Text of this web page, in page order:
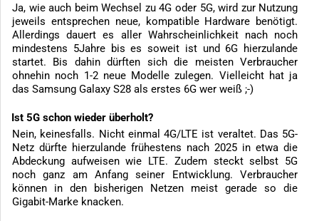
Ja, wie auch beim Wechsel zu 4G oder 5G, wird zur Nutzung
jeweils entsprechen neue, kompatible Hardware benötigt.
Allerdings dauert es aller Wahrscheinlichkeit nach noch
mindestens 5Jahre bis es soweit ist und 6G hierzulande
startet. Bis dahin dürften sich die meisten Verbraucher
ohnehin noch 1-2 neue Modelle zulegen. Vielleicht hat ja
das Samsung Galaxy S28 als erstes 6G wer weiß ;-)
Ist 5G schon wieder überholt?
Nein, keinesfalls. Nicht einmal 4G/LTE ist veraltet. Das 5G-
Netz dürfte hierzulande frühestens nach 2025 in etwa die
Abdeckung aufweisen wie LTE. Zudem steckt selbst 5G
noch ganz am Anfang seiner Entwicklung. Verbraucher
können in den bisherigen Netzen meist gerade so die
Gigabit-Marke knacken.